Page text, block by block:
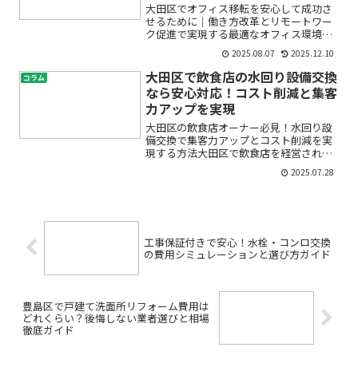
大田区でオフィス移転を安心して成功さ
せるために｜働き方改革とリモートワー
ク促進で実現する最適なオフィス環境づ
くりオフィス移転は、多くの企業にとっ
て大きな決断です。特に大田区のような
利便性の高いエリアへ移転を検討されて
いる方は、「費用の心配」...
2025.08.07 2025.12.10
コラム
大田区で飲食店の水回り設備交換
なら安心対応！コスト削減と集客
力アップを実現
大田区の飲食店オーナー必見！水回り設
備交換で集客力アップとコスト削減を実
現する方法大田区で飲食店を経営されて
いる方、水回りの設備交換やリフォーム
について「どこに相談すればいい？」
2025.07.28
工事保証付きで安心！水栓・コンロ交換
の費用シミュレーションと選び方ガイド
豊島区で戸建て洗面所リフォーム費用は
どれくらい？後悔しない業者選びと相場
徹底ガイド